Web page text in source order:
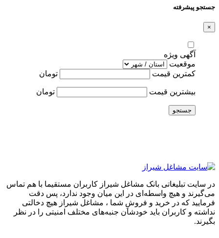
جستجو پیشرفته
×
آگهی ویژه
موقعیت
کمترین قیمت
تومان
بیشترین قیمت تومان
جستجو
در سایت تبلیغاتی بانک مشاغل شیراز کاربران مستقیما با هم تماس
می‌گیرند و هیچ واسطه‌ای در این میان وجود ندارد، پس دقت
فرمایید که در خرید و فروشِ شما ، مشاغل شیراز هیچ دخالتی
نداشته و کاربران باید خودشان جنبه‌های مختلف امنیتی را در نظر
بگیرند.